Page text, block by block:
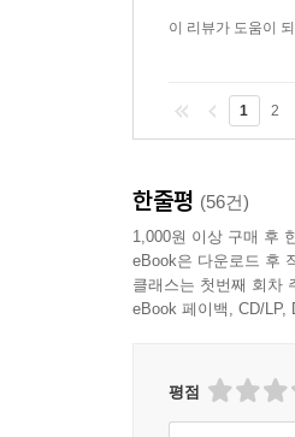
이 리뷰가 도움이
1 2
한줄평 (56건)
1,000원 이상 구매 후
eBook은 다운로드 후
클래스는 첫번째 회차
eBook 페이백, CD/
평점